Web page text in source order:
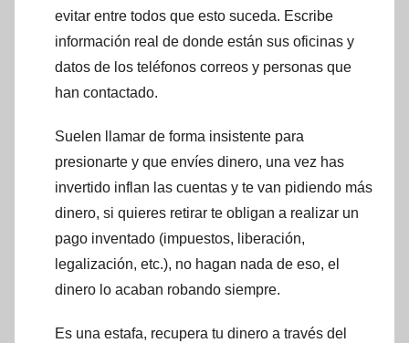
evitar entre todos que esto suceda. Escribe
información real de donde están sus oficinas y
datos de los teléfonos correos y personas que
han contactado.
Suelen llamar de forma insistente para
presionarte y que envíes dinero, una vez has
invertido inflan las cuentas y te van pidiendo más
dinero, si quieres retirar te obligan a realizar un
pago inventado (impuestos, liberación,
legalización, etc.), no hagan nada de eso, el
dinero lo acaban robando siempre.
Es una estafa, recupera tu dinero a través del